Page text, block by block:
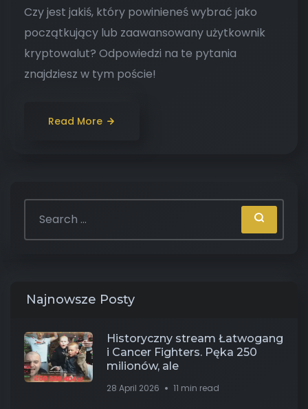
Czy jest jakiś, który powinieneś wybrać jako
początkujący lub zaawansowany użytkownik
kryptowalut? Odpowiedzi na te pytania
znajdziesz w tym poście!
Read More
Najnowsze Posty
Historyczny stream Łatwogang
i Cancer Fighters. Pęka 250
milionów, ale
28 April 2026 11 min read